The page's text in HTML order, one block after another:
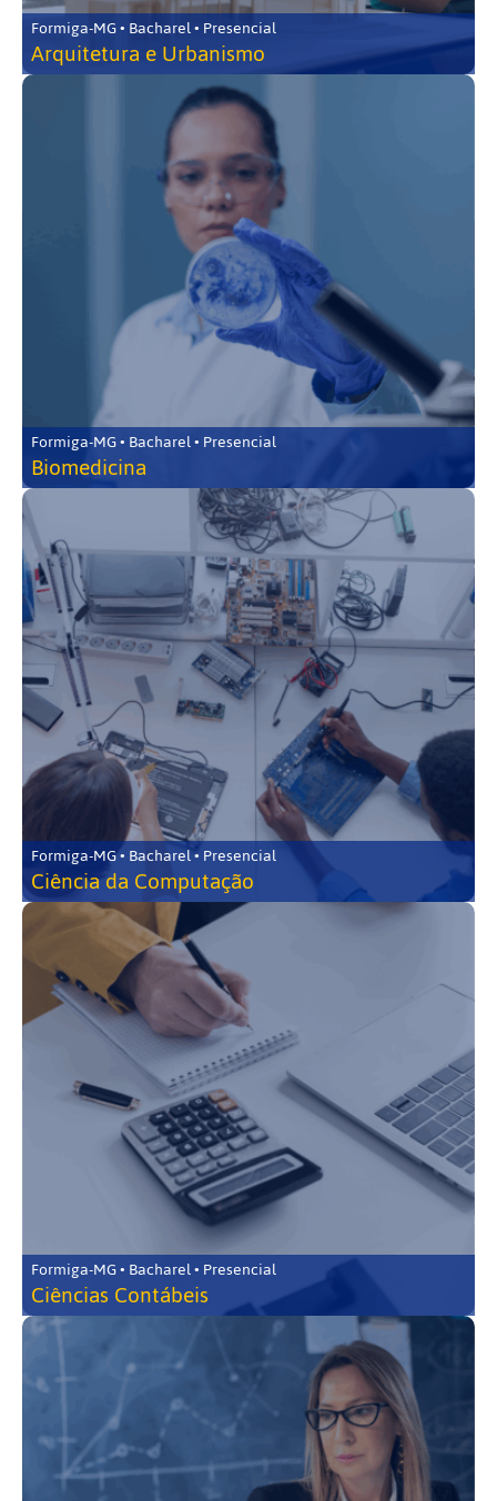
Formiga-MG • Bacharel • Presencial
Arquitetura e Urbanismo
Formiga-MG • Bacharel • Presencial
Biomedicina
Formiga-MG • Bacharel • Presencial
Ciência da Computação
Formiga-MG • Bacharel • Presencial
Ciências Contábeis